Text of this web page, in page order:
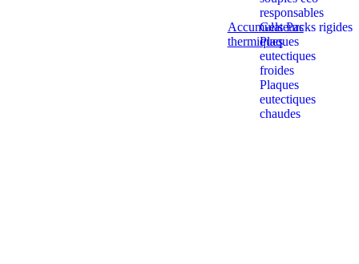
Accumulateurs
thermiques
responsables
Gels Packs rigides
Plaques
eutectiques
froides
Plaques
eutectiques
chaudes